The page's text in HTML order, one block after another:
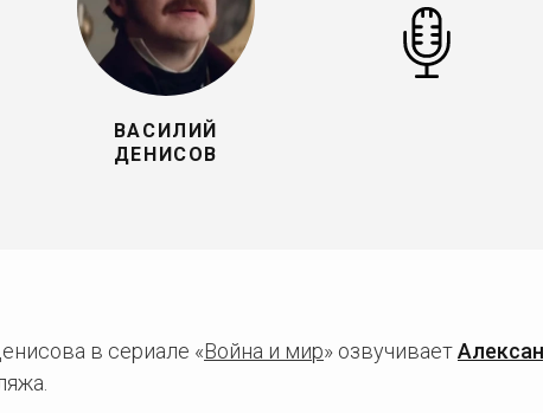
ВАСИЛИЙ
ДЕНИСОВ
в сериале «Война и мир» озвучивает